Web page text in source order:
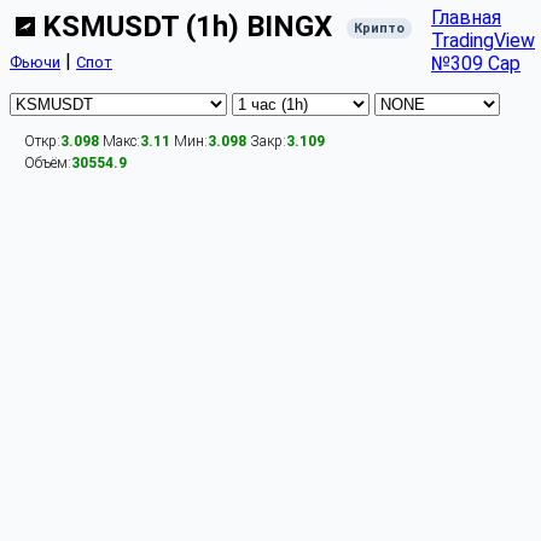
KSMUSDT (1h) BINGX Крипто
Фьючи | Спот
Главная
TradingView
№309 Cap
Откр:3.098 Макс:3.11 Мин:3.098 Закр:3.109
Объём:30554.9